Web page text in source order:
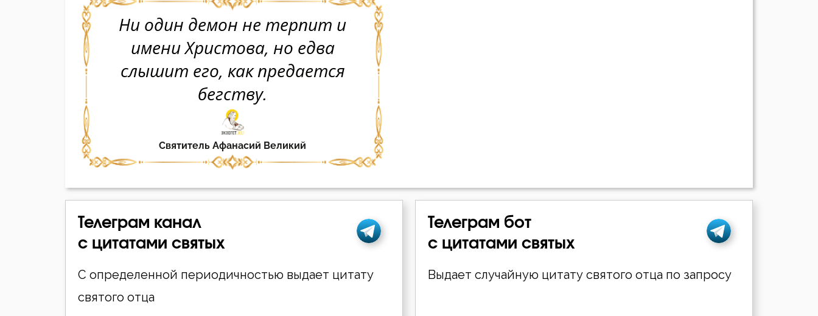
Телеграм канал
с цитатами святых
С определенной периодичностью выдает цитату
святого отца
Телеграм бот
с цитатами святых
Выдает случайную цитату святого отца по запросу